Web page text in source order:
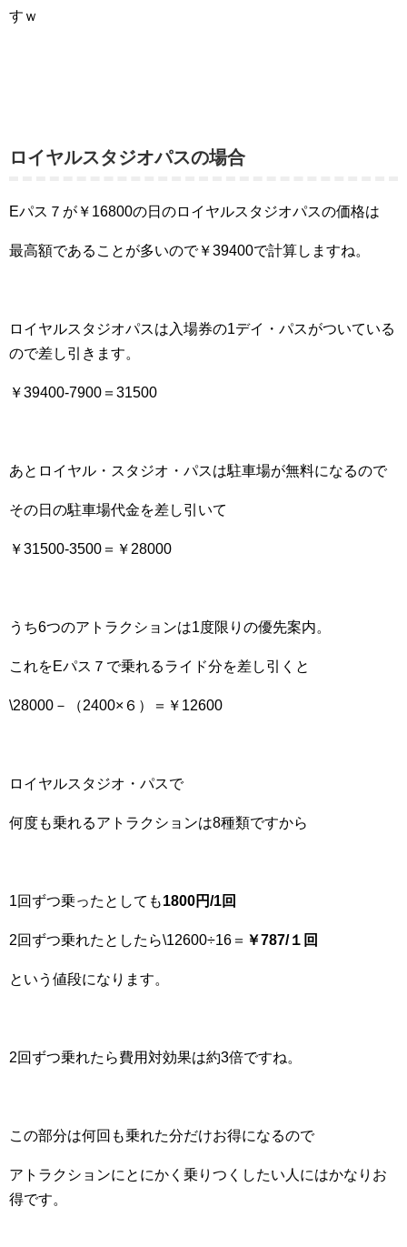
すｗ
ロイヤルスタジオパスの場合
Eパス７が￥16800の日のロイヤルスタジオパスの価格は
最高額であることが多いので￥39400で計算しますね。
ロイヤルスタジオパスは入場券の1デイ・パスがついている
ので差し引きます。
￥39400-7900＝31500
あとロイヤル・スタジオ・パスは駐車場が無料になるので
その日の駐車場代金を差し引いて
￥31500-3500＝￥28000
うち6つのアトラクションは1度限りの優先案内。
これをEパス７で乗れるライド分を差し引くと
\28000－（2400×６）＝￥12600
ロイヤルスタジオ・パスで
何度も乗れるアトラクションは8種類ですから
1回ずつ乗ったとしても1800円/1回
2回ずつ乗れたとしたら\12600÷16＝ ￥787/１回
という値段になります。
2回ずつ乗れたら費用対効果は約3倍ですね。
この部分は何回も乗れた分だけお得になるので
アトラクションにとにかく乗りつくしたい人にはかなりお
得です。